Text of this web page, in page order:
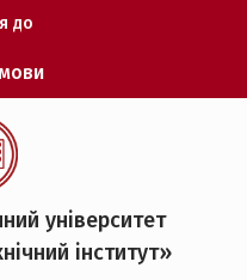
до
мови
університет
iнститут»